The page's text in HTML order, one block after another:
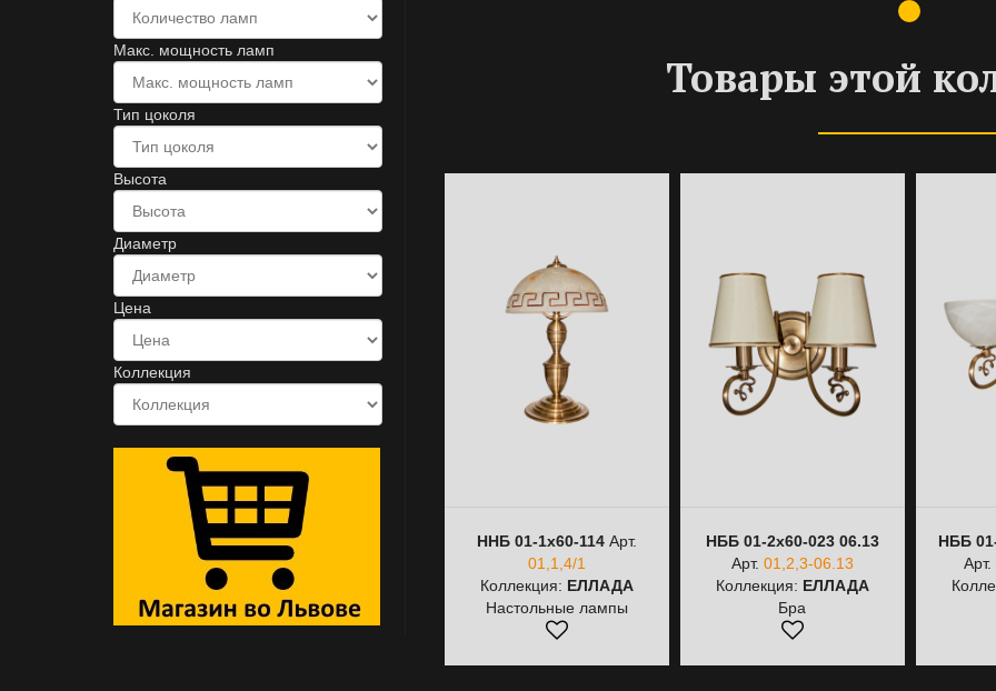
Макс. мощность ламп
Тип цоколя
Высота
Диаметр
Цена
Коллекция
Товары этой
ННБ 01-1х60-114Арт.
01,1,4/1
Коллекция: ЕЛЛАДА
Настольные лампы
НББ 01-2х60-023 06.13
Арт. 01,2,3-06.13
Коллекция: ЕЛЛАДА
Бра
НББ
Арт.